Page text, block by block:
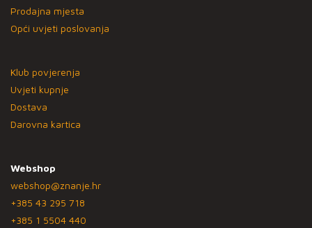
Prodajna mjesta
Opći uvjeti poslovanja
Klub povjerenja
Uvjeti kupnje
Dostava
Darovna kartica
Webshop
webshop@znanje.hr
+385 43 295 718
+385 1 5504 440